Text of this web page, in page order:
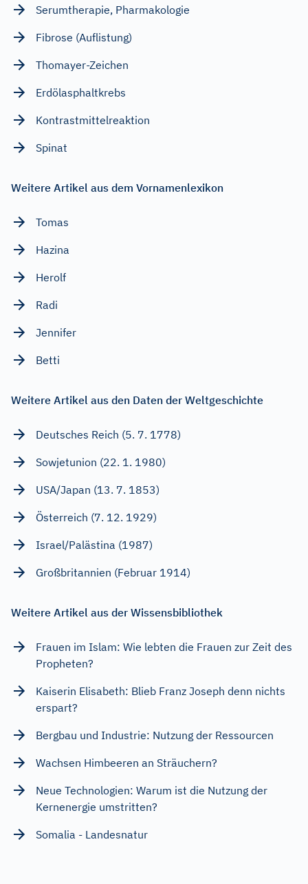
Serumtherapie, Pharmakologie
Fibrose (Auflistung)
Thomayer-Zeichen
Erdölasphaltkrebs
Kontrastmittelreaktion
Spinat
Weitere Artikel aus dem Vornamenlexikon
Tomas
Hazina
Herolf
Radi
Jennifer
Betti
Weitere Artikel aus den Daten der Weltgeschichte
Deutsches Reich (5. 7. 1778)
Sowjetunion (22. 1. 1980)
USA/Japan (13. 7. 1853)
Österreich (7. 12. 1929)
Israel/Palästina (1987)
Großbritannien (Februar 1914)
Weitere Artikel aus der Wissensbibliothek
Frauen im Islam: Wie lebten die Frauen zur Zeit des
Propheten?
Kaiserin Elisabeth: Blieb Franz Joseph denn nichts
erspart?
Bergbau und Industrie: Nutzung der Ressourcen
Wachsen Himbeeren an Sträuchern?
Neue Technologien: Warum ist die Nutzung der
Kernenergie umstritten?
Somalia - Landesnatur